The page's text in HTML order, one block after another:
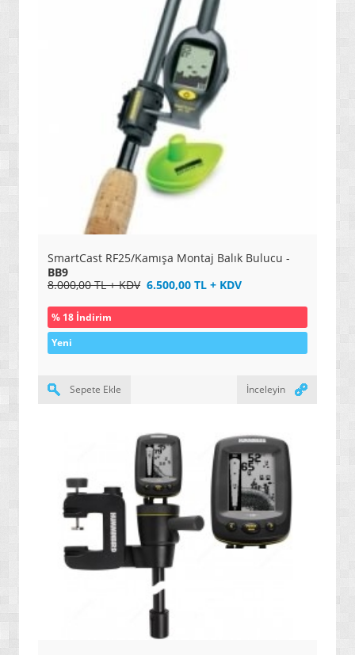
SmartCast RF25/Kamışa Montaj Balık Bulucu -
BB9
8.000,00 TL + KDV 6.500,00 TL + KDV
% 18 İndirim
Yeni
Sepete Ekle İnceleyin